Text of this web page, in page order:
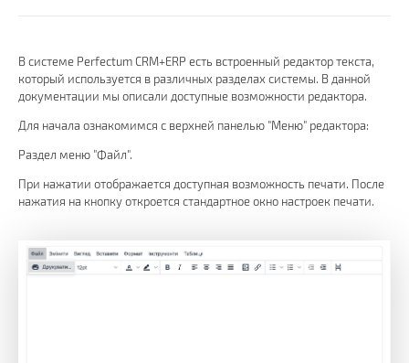
В системе Perfеctum CRM+ERP есть встроенный редактор текста,
который используется в различных разделах системы. В данной
документации мы описали доступные возможности редактора.
Для начала ознакомимся с верхней панелью "Меню" редактора:
Раздел меню "Файл".
При нажатии отображается доступная возможность печати. После
нажатия на кнопку откроется стандартное окно настроек печати.